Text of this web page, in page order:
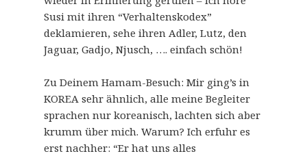
Susi mit ihren “Verhaltenskodex”
deklamieren, sehe ihren Adler, Lutz, den
Jaguar, Gadjo, Njusch, …. einfach schön!
Zu Deinem Hamam-Besuch: Mir ging’s in
KOREA sehr ähnlich, alle meine Begleiter
sprachen nur koreanisch, lachten sich aber
krumm über mich. Warum? Ich erfuhr es
erst nachher: “Er hat uns alles